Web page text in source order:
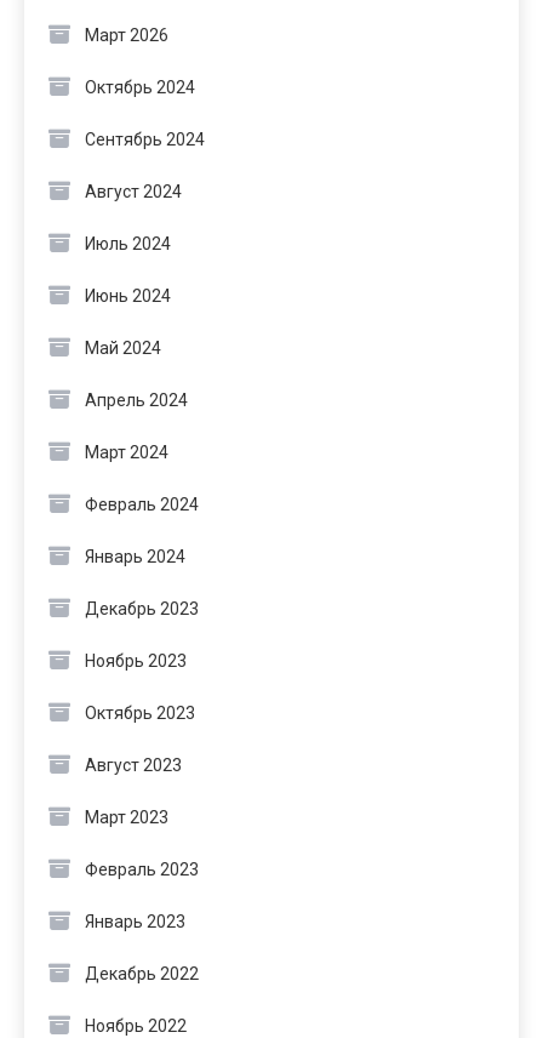
Март 2026
Октябрь 2024
Сентябрь 2024
Август 2024
Июль 2024
Июнь 2024
Май 2024
Апрель 2024
Март 2024
Февраль 2024
Январь 2024
Декабрь 2023
Ноябрь 2023
Октябрь 2023
Август 2023
Март 2023
Февраль 2023
Январь 2023
Декабрь 2022
Ноябрь 2022